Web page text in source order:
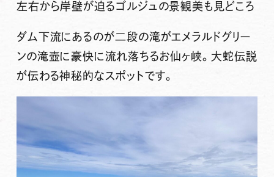
左右から岸壁が迫るゴルジュの景観美も見どころ
ダム下流にあるのが二段の滝がエメラルドグリー
ンの滝壺に豪快に流れ落ちるお仙ヶ峡。大蛇伝説
が伝わる神秘的なスポットです。